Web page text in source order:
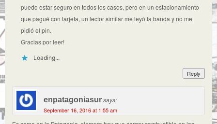
puedo estar seguro en todos los casos, pero en un estacionamiento
que pagué con tarjeta, un lector similar me leyó la banda y no me
pidió el pin.
Gracias por leer!
Loading...
Reply
enpatagoniasursays:
September 16, 2016 at 1:55 am